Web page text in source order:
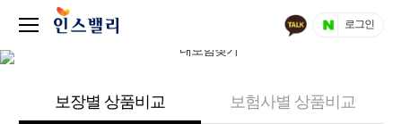
로그인
보장별 상품비교 보험사별 상품비교